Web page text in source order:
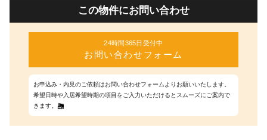
この物件にお問い合わせ
24時間365日受付中
お問い合わせフォーム
お申込み・内見のご依頼はお問い合わせフォームよりお願いいたします。
希望日時や入居希望時期の項目をご入力いただけるとスムーズにご案内で
きます。